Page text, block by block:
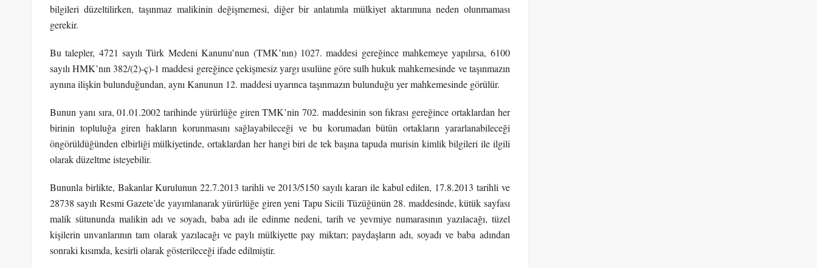
bilgileri düzeltilirken, taşınmaz malikinin değişmemesi, diğer bir anlatımla mülkiyet aktarımına neden olunmaması
gerekir.
Bu talepler, 4721 sayılı Türk Medeni Kanunu’nun (TMK’nın) 1027. maddesi gereğince mahkemeye yapılırsa, 6100
sayılı HMK’nın 382/(2)-ç)-1 maddesi gereğince çekişmesiz yargı usulüne göre sulh hukuk mahkemesinde ve taşınmazın
aynına ilişkin bulunduğundan, aynı Kanunun 12. maddesi uyarınca taşınmazın bulunduğu yer mahkemesinde görülür.
Bunun yanı sıra, 01.01.2002 tarihinde yürürlüğe giren TMK’nin 702. maddesinin son fıkrası gereğince ortaklardan her
birinin topluluğa giren hakların korunmasını sağlayabileceği ve bu korumadan bütün ortakların yararlanabileceği
öngörüldüğünden elbirliği mülkiyetinde, ortaklardan her hangi biri de tek başına tapuda murisin kimlik bilgileri ile ilgili
olarak düzeltme isteyebilir.
Bununla birlikte, Bakanlar Kurulunun 22.7.2013 tarihli ve 2013/5150 sayılı kararı ile kabul edilen, 17.8.2013 tarihli ve
28738 sayılı Resmi Gazete’de yayımlanarak yürürlüğe giren yeni Tapu Sicili Tüzüğünün 28. maddesinde, kütük sayfası
malik sütununda malikin adı ve soyadı, baba adı ile edinme nedeni, tarih ve yevmiye numarasının yazılacağı, tüzel
kişilerin unvanlarının tam olarak yazılacağı ve paylı mülkiyette pay miktarı; paydaşların adı, soyadı ve baba adından
sonraki kısımda, kesirli olarak gösterileceği ifade edilmiştir.